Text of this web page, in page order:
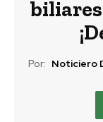
Por: Noticiero